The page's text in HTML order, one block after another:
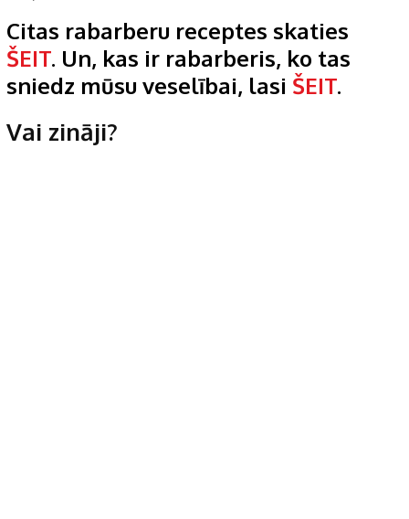
Citas rabarberu receptes skaties
ŠEIT. Un, kas ir rabarberis, ko tas
sniedz mūsu veselībai, lasi ŠEIT.
Vai zināji?